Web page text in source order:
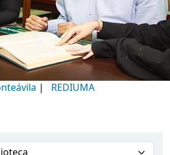
| REDIUMA